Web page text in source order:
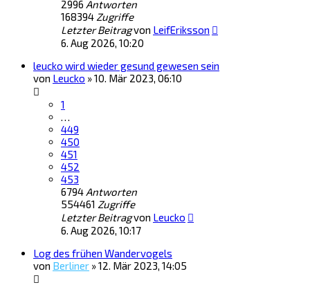
2996 Antworten
168394 Zugriffe
Letzter Beitragvon LeifEriksson
6. Aug 2026, 10:20
leucko wird wieder gesund gewesen sein
von Leucko »10. Mär 2023, 06:10
1
…
449
450
451
452
453
6794 Antworten
554461 Zugriffe
Letzter Beitragvon Leucko
6. Aug 2026, 10:17
Log des frühen Wandervogels
von Berliner »12. Mär 2023, 14:05